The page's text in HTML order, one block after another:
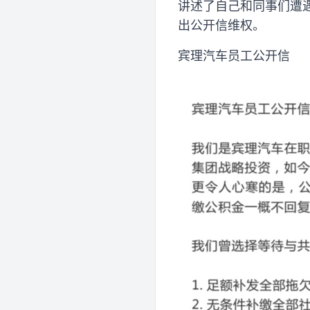
讲述了自己和同事们遭
出公开信维权。
宾理汽车员工公开信